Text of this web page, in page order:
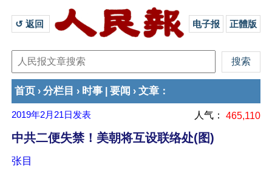
↺ 返回 电子报 正體版
首页 › 分栏目 › 时事 要闻 › 文章 ：
2019年2月21日 发表 人气： 465,110
中共二便失禁！美朝将互设联络处(图)
张目